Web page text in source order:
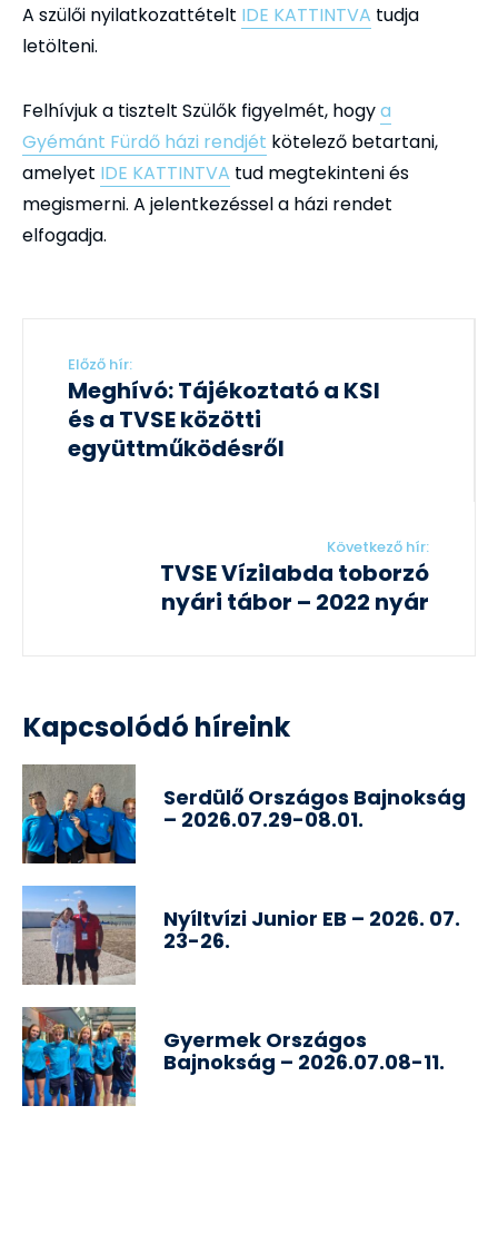
A szülői nyilatkozattételt IDE KATTINTVA tudja
letölteni.
Felhívjuk a tisztelt Szülők figyelmét, hogya
Gyémánt Fürdő házi rendjét kötelező betartani,
amelyet IDE KATTINTVA tud megtekinteni és
megismerni. A jelentkezéssel a házi rendet
elfogadja.
Előző hír:
Meghívó: Tájékoztató a KSI
és a TVSE közötti
együttműködésről
Következő hír:
TVSE Vízilabda toborzó
nyári tábor – 2022 nyár
Kapcsolódó híreink
Serdülő Országos Bajnokság
– 2026.07.29-08.01.
Nyíltvízi Junior EB – 2026. 07.
23-26.
Gyermek Országos
Bajnokság – 2026.07.08-11.